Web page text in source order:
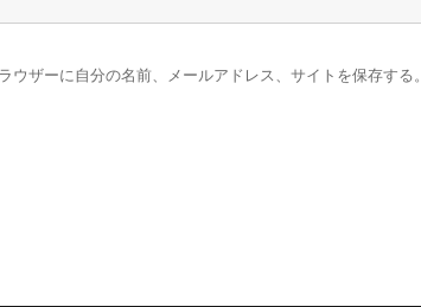
ウザーに自分の名前、メールアドレス、サイトを保存する。